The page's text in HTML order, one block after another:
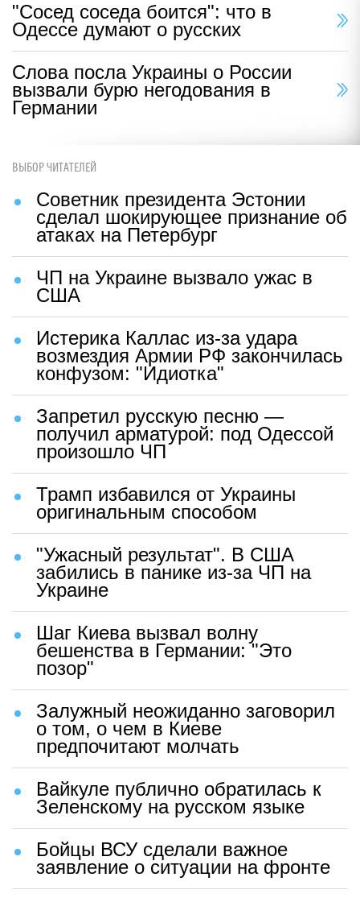
"Сосед соседа боится": что в
Одессе думают о русских
Слова посла Украины о России
вызвали бурю негодования в
Германии
ВЫБОР ЧИТАТЕЛЕЙ
Советник президента Эстонии
сделал шокирующее признание об
атаках на Петербург
ЧП на Украине вызвало ужас в
США
Истерика Каллас из-за удара
возмездия Армии РФ закончилась
конфузом: "Идиотка"
Запретил русскую песню —
получил арматурой: под Одессой
произошло ЧП
Трамп избавился от Украины
оригинальным способом
"Ужасный результат". В США
забились в панике из-за ЧП на
Украине
Шаг Киева вызвал волну
бешенства в Германии: "Это
позор"
Залужный неожиданно заговорил
о том, о чем в Киеве
предпочитают молчать
Вайкуле публично обратилась к
Зеленскому на русском языке
Бойцы ВСУ сделали важное
заявление о ситуации на фронте